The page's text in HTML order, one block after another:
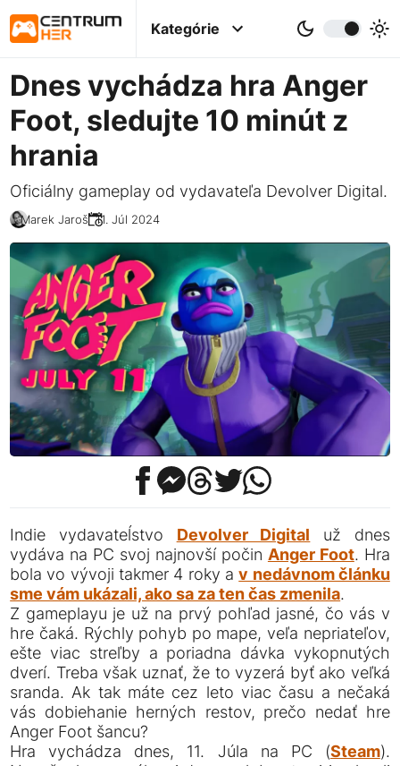
Kategórie
Dnes vychádza hra Anger
Foot, sledujte 10 minút z
hrania
Oficiálny gameplay od vydavateľa Devolver Digital.
Marek Jaroš 11. Júl 2024
Indie vydavateĺstvo Devolver Digital už dnes
vydáva na PC svoj najnovší počin Anger Foot. Hra
bola vo vývoji takmer 4 roky av nedávnom článku
sme vám ukázali, ako sa za ten čas zmenila.
Z gameplayu je už na prvý pohľad jasné, čo vás v
hre čaká. Rýchly pohyb po mape, veľa nepriateľov,
ešte viac streľby a poriadna dávka vykopnutých
dverí. Treba však uznať, že to vyzerá byť ako veľká
sranda. Ak tak máte cez leto viac času a nečaká
vás dobiehanie herných restov, prečo nedať hre
Anger Foot šancu?
Hra vychádza dnes, 11. Júla na PC (Steam).